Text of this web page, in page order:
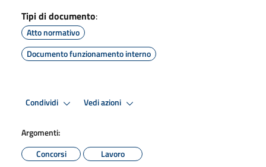
Tipi di documento:
Atto normativo
Documento funzionamento interno
Condividi Vedi azioni
Argomenti:
Concorsi
Lavoro